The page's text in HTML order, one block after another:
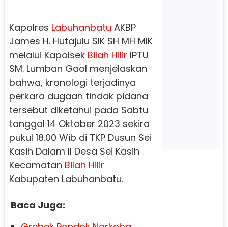
Kapolres Labuhanbatu AKBP
James H. Hutajulu SIK SH MH MIK
melalui Kapolsek Bilah Hilir IPTU
SM. Lumban Gaol menjelaskan
bahwa, kronologi terjadinya
perkara dugaan tindak pidana
tersebut diketahui pada Sabtu
tanggal 14 Oktober 2023 sekira
pukul 18.00 Wib di TKP Dusun Sei
Kasih Dalam II Desa Sei Kasih
Kecamatan Bilah Hilir
Kabupaten Labuhanbatu.
Baca Juga: